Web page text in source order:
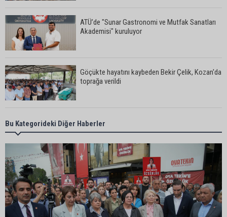
ATÜ’de "Sunar Gastronomi ve Mutfak Sanatları
Akademisi" kuruluyor
Göçükte hayatını kaybeden Bekir Çelik, Kozan'da
toprağa verildi
Kozan’da üreticilere Akdeniz Meyve Sineği
uyarısı
İstanbul Lider Kolejleri Adana Kampüsü’ne yoğun
ilgi: Kontenjanlar dolmak üzere
Bu Kategorideki Diğer Haberler